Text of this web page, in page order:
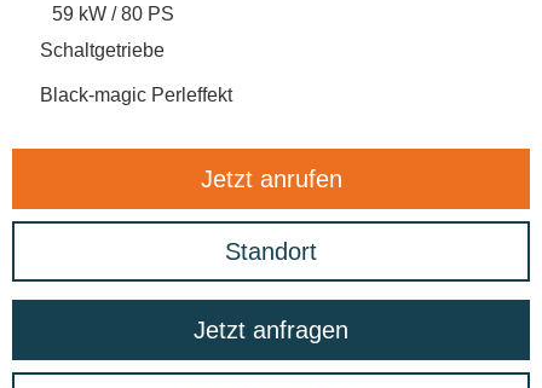
59 kW / 80 PS
Schaltgetriebe
Black-magic Perleffekt
Jetzt anrufen
Standort
Jetzt anfragen